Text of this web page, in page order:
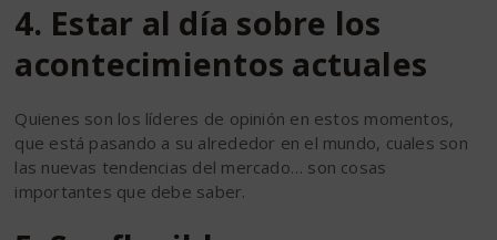
4. Estar al día sobre los
acontecimientos actuales
Quienes son los líderes de opinión en estos momentos,
que está pasando a su alrededor en el mundo, cuales son
las nuevas tendencias del mercado… son cosas
importantes que debe saber.